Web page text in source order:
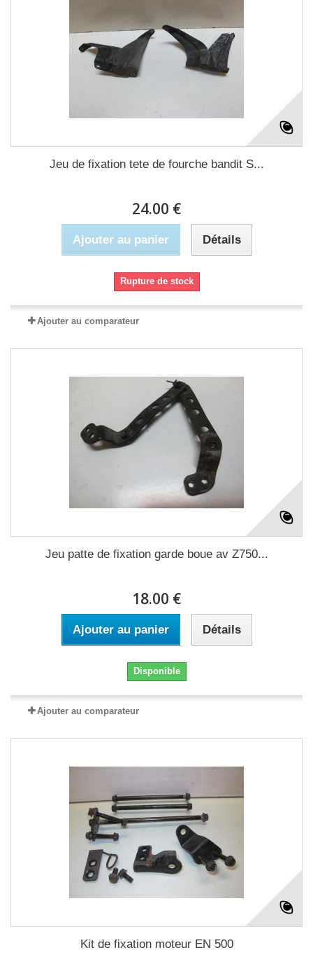
Jeu de fixation tete de fourche bandit S...
24.00 €
Ajouter au panier Détails
Rupture de stock
Ajouter au comparateur
Jeu patte de fixation garde boue av Z750...
18.00 €
Ajouter au panier Détails
Disponible
Ajouter au comparateur
Kit de fixation moteur EN 500